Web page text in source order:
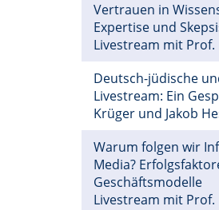
Vertrauen in
Expertise und
Livestream mit Prof.
Deutsch-jüdische
Livestream: Ein
Krüger und Jakob
Warum folgen wir
Media?
Geschäftsmodelle
Livestream mit